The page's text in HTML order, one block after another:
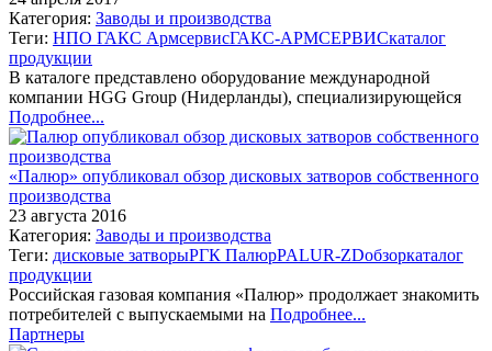
Категория: Заводы и производства
Теги: НПО ГАКС АрмсервисГАКС-АРМСЕРВИСкаталог
продукции
В каталоге представлено оборудование международной
компании HGG Group (Нидерланды), специализирующейся
Подробнее...
«Палюр» опубликовал обзор дисковых затворов собственного
производства
23 августа 2016
Категория: Заводы и производства
Теги: дисковые затворыРГК ПалюрPALUR-ZDобзоркаталог
продукции
Российская газовая компания «Палюр» продолжает знакомить
потребителей с выпускаемыми на Подробнее...
Партнеры